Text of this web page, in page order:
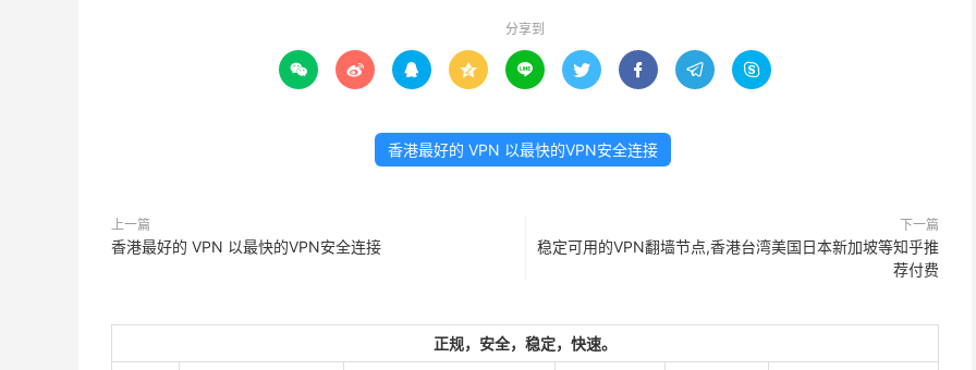
分享到
        
香港最好的 VPN 以最快的VPN安全连接
上一篇
香港最好的 VPN 以最快的VPN安全连接
下一篇
稳定可用的VPN翻墙节点,香港台湾美国日本新加坡等知乎推
荐付费
正规，安全，稳定，快速。